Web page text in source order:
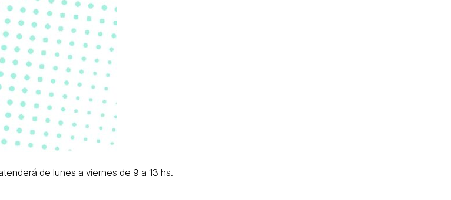
de lunes a viernes de 9 a 13 hs.